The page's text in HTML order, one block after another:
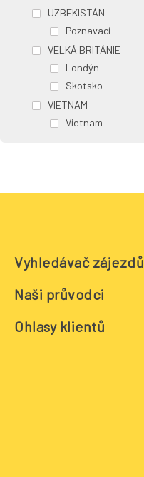
UZBEKISTÁN
Poznavací
VELKÁ BRITÁNIE
Londýn
Skotsko
VIETNAM
Vietnam
Vyhledávač zájezdů
Naši průvodci
Ohlasy klientů